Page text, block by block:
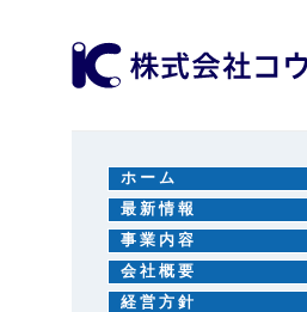
ホーム
最新情報
事業内容
会社概要
経営方針